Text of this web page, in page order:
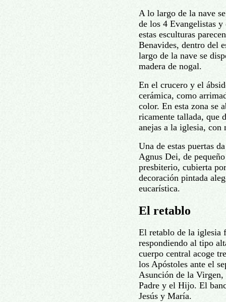
A lo largo de la nave
de los 4 Evangelistas
estas esculturas
Benavides, dentro del
largo de la nave se
madera de nogal.
En el crucero y el
cerámica, como
color. En esta zona se
ricamente tallada, que
anejas a la iglesia,
Una de estas puertas
Agnus Dei, de
presbiterio, cubierta
decoración pintada
eucarística.
El retablo
El retablo de la iglesia
respondiendo al tipo
cuerpo central acoge
los Apóstoles ante el
Asunción de la
Padre y el Hijo. El
Jesús y María.